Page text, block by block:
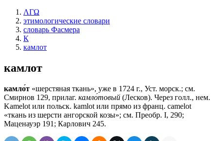
ΛΓΩ
этимологические словари
словарь Фасмера
К
камлот
камлот
камло́т «шерстяная ткань», уже в 1724 г., Уст. морск.; см.
Смирнов 129, прилаг. камло́товый (Лесков). Через голл., нем.
Kаmеlоt или польск. kamlot или прямо из франц. саmеlоt
«ткань из шерсти ангорской козы»; см. Преобр. I, 290;
Маценауэр 191; Карлович 245.